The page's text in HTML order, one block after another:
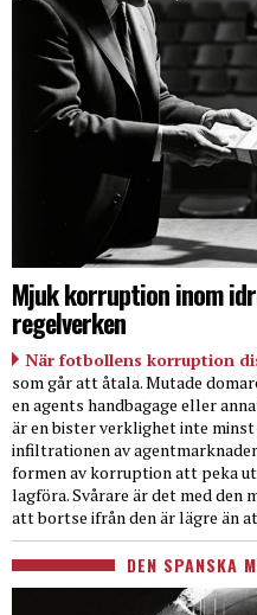
Mjuk korruption inom
regelverken
När fotbollens korruption
som går att åtala. Mutade
en agents handbagage eller
är en bister verklighet inte
infiltrationen av
formen av korruption att peka
lagföra. Svårare är det med
att bortse ifrån den är lägre än
DEN SPANSKA